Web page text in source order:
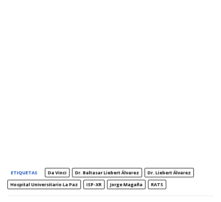
ETIQUETAS Da Vinci Dr. Baltasar Liebert Álvarez
Dr. Liebert Álvarez
Hospital Universitario La Paz
ISP-XR Jorge Magaña RATS